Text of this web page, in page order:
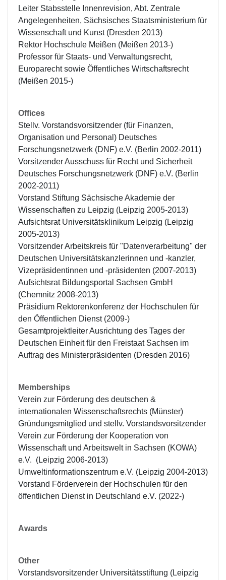
Leiter Stabsstelle Innenrevision, Abt. Zentrale
Angelegenheiten, Sächsisches Staatsministerium für
Wissenschaft und Kunst (Dresden 2013)
Rektor Hochschule Meißen (Meißen 2013-)
Professor für Staats- und Verwaltungsrecht,
Europarecht sowie Öffentliches Wirtschaftsrecht
(Meißen 2015-)
Offices
Stellv. Vorstandsvorsitzender (für Finanzen,
Organisation und Personal) Deutsches
Forschungsnetzwerk (DNF) e.V. (Berlin 2002-2011)
Vorsitzender Ausschuss für Recht und Sicherheit
Deutsches Forschungsnetzwerk (DNF) e.V. (Berlin
2002-2011)
Vorstand Stiftung Sächsische Akademie der
Wissenschaften zu Leipzig (Leipzig 2005-2013)
Aufsichtsrat Universitätsklinikum Leipzig (Leipzig
2005-2013)
Vorsitzender Arbeitskreis für "Datenverarbeitung" der
Deutschen Universitätskanzlerinnen und -kanzler,
Vizepräsidentinnen und -präsidenten (2007-2013)
Aufsichtsrat Bildungsportal Sachsen GmbH
(Chemnitz 2008-2013)
Präsidium Rektorenkonferenz der Hochschulen für
den Öffentlichen Dienst (2009-)
Gesamtprojektleiter Ausrichtung des Tages der
Deutschen Einheit für den Freistaat Sachsen im
Auftrag des Ministerpräsidenten (Dresden 2016)
Memberships
Verein zur Förderung des deutschen &
internationalen Wissenschaftsrechts (Münster)
Gründungsmitglied und stellv. Vorstandsvorsitzender
Verein zur Förderung der Kooperation von
Wissenschaft und Arbeitswelt in Sachsen (KOWA)
e.V.  (Leipzig 2006-2013)
Umweltinformationszentrum e.V. (Leipzig 2004-2013)
Vorstand Förderverein der Hochschulen für den
öffentlichen Dienst in Deutschland e.V. (2022-)
Awards
Other
Vorstandsvorsitzender Universitätsstiftung (Leipzig